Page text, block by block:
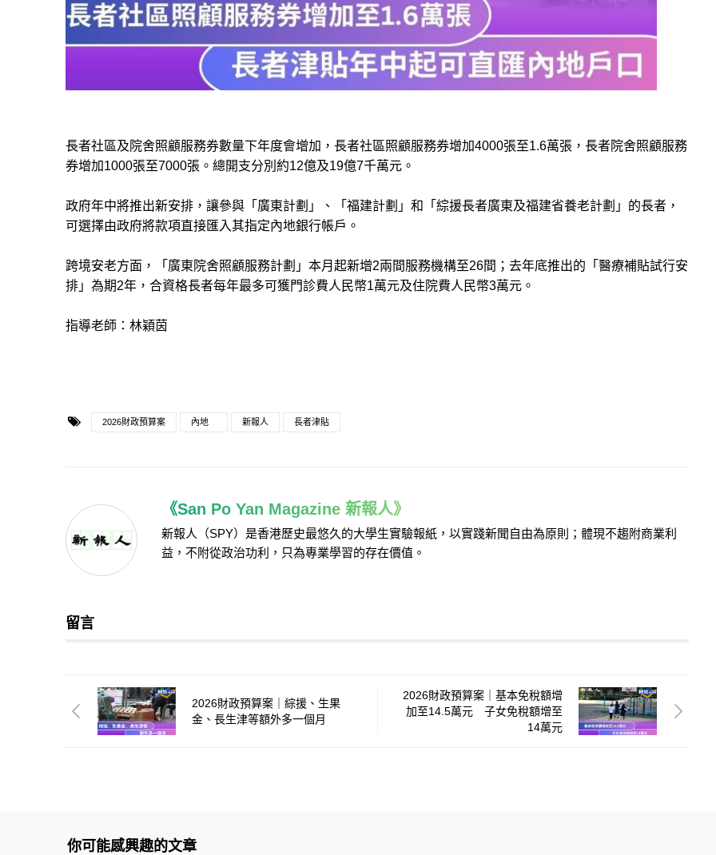
長者社區及院舍照顧服務券數量下年度會增加， 長者社區照顧服務券增加4000張至1.6萬張，長者院舍照顧服務
券增加1000張至7000張。總開支分別約12億及19億7千萬元。
政府年中將推出新安排，讓參與「廣東計劃」、「福建計劃」和「綜援長者廣東及福建省養老計劃」的長者，
可選擇由政府將款項直接匯入其指定內地銀行帳戶。
跨境安老方面，
「廣東院舍照顧服務計劃」本月起新增2兩間服務機構至26間；去年底推出的「醫療補貼試行安
排」為期2年，合資格長者每年最多可獲門診費人民幣1萬元及住院費人民幣3萬元。
指導老師：林穎茵
2026財政預算案 內地 新報人 長者津貼
《San Po Yan Magazine 新報人》
新報人（SPY）是香港歷史最悠久的大學生實驗報紙，以實踐新聞自由為原則；體現不趨附商業利
益，不附從政治功利，只為專業學習的存在價值。
留言
2026財政預算案｜綜援、生果
金、長生津等額外多一個月
2026財政預算案｜基本免稅額增
加至14.5萬元 子女免稅額增至
14萬元
你可能感興趣的文章